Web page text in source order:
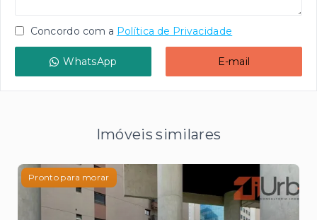
Concordo com a Política de Privacidade
WhatsApp E-mail
Imóveis similares
Pronto para morar